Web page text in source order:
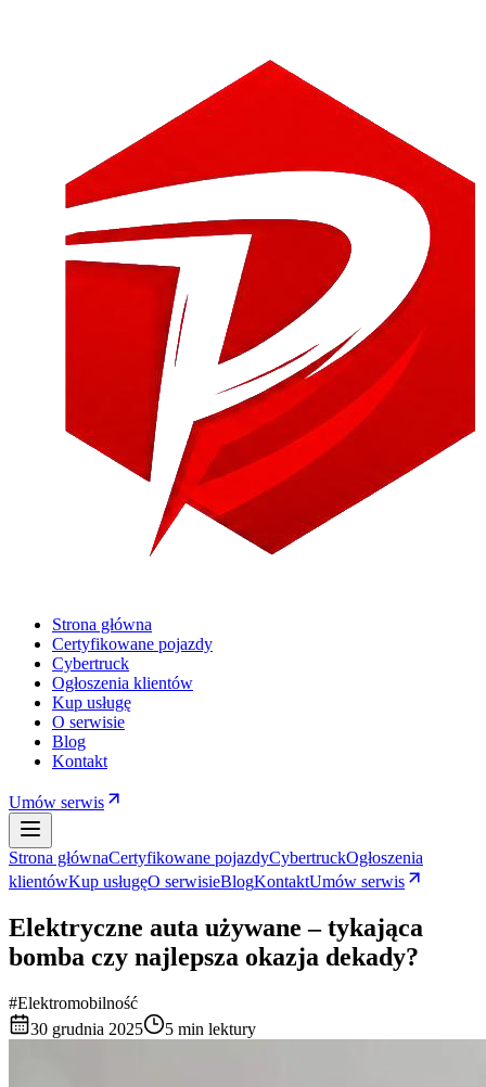
Strona główna
Certyfikowane pojazdy
Cybertruck
Ogłoszenia klientów
Kup usługę
O serwisie
Blog
Kontakt
Umów serwis
Strona głównaCertyfikowane pojazdyCybertruckOgłoszenia
klientówKup usługęO serwisieBlogKontaktUmów serwis
Elektryczne auta używane – tykająca
bomba czy najlepsza okazja dekady?
#Elektromobilność
30 grudnia 2025
5 min lektury